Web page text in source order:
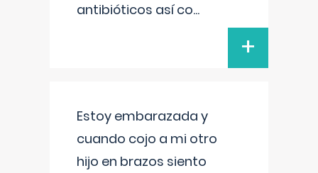
antibióticos así co...
+
Estoy embarazada y
cuando cojo a mi otro
hijo en brazos siento